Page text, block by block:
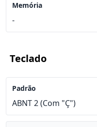
Memória
-
Teclado
Padrão
ABNT 2 (Com "Ç")